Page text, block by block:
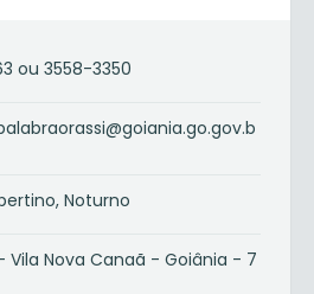
ou 3558-3350
Noturno
- Vila Nova Canaã - Goiânia - 7